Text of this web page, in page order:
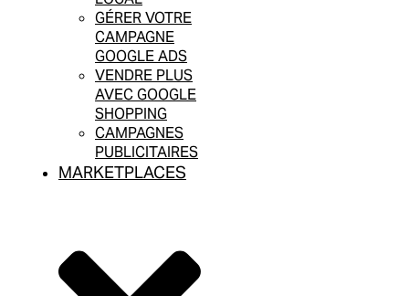
GÉRER VOTRE
CAMPAGNE
GOOGLE ADS
VENDRE PLUS
AVEC GOOGLE
SHOPPING
CAMPAGNES
PUBLICITAIRES
MARKETPLACES